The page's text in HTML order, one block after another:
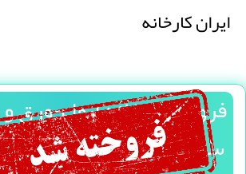
ایران کارخانه
فروش کارخانه انواع ورق
سی با چاپ در اصفهان -